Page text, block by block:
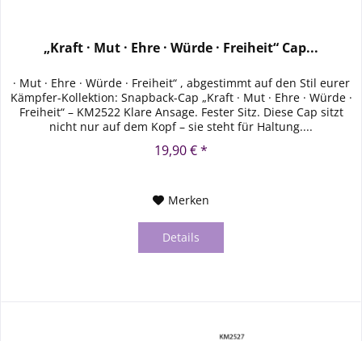
„Kraft · Mut · Ehre · Würde · Freiheit“ Cap...
· Mut · Ehre · Würde · Freiheit“ , abgestimmt auf den Stil eurer
Kämpfer-Kollektion: Snapback-Cap „Kraft · Mut · Ehre · Würde ·
Freiheit“ – KM2522 Klare Ansage. Fester Sitz. Diese Cap sitzt
nicht nur auf dem Kopf – sie steht für Haltung....
19,90 € *
Merken
Details